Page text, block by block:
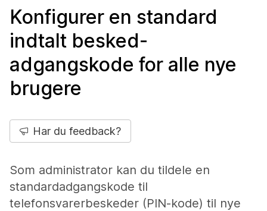
Konfigurer en standard
indtalt besked-
adgangskode for alle nye
brugere
Har du feedback?
Som administrator kan du tildele en
standardadgangskode til
telefonsvarerbeskeder (PIN-kode) til nye